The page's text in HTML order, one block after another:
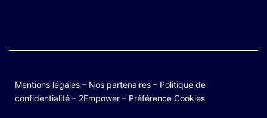
Mentions légales – Nos partenaires – Politique de
confidentialité – 2Empower – Préférence Cookies